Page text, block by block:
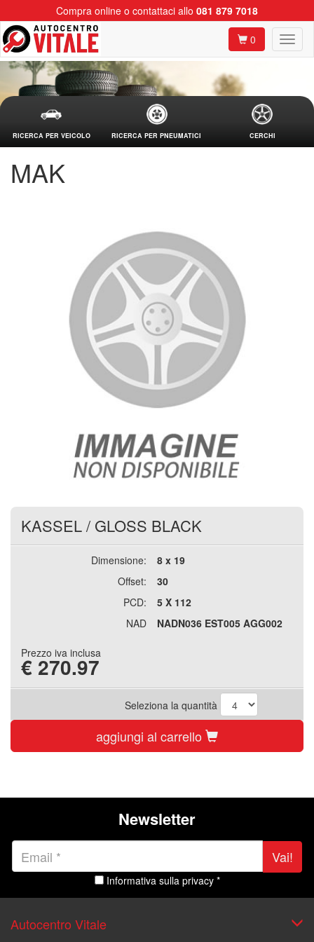
Compra online o contattaci allo 081 879 7018
0
RICERCA PER VEICOLO RICERCA PER PNEUMATICI CERCHI
MAK
KASSEL/ GLOSS BLACK
Dimensione:
8 x 19
Offset:
30
PCD:
5 X 112
NAD
NADN036 EST005 AGG002
Prezzo iva inclusa
€ 270.97
Seleziona la quantità
aggiungi al carrello
Newsletter
Vai!
Informativa sulla privacy *
Autocentro Vitale